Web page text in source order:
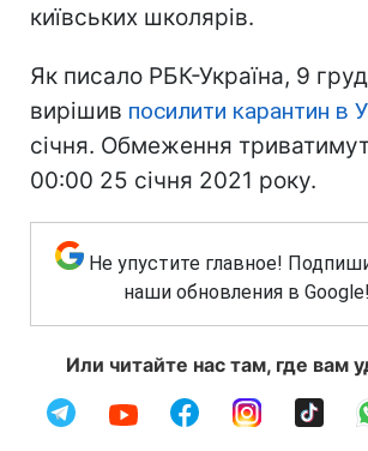
київських школярів.
Як писало РБК-Україна, 9
вирішив посилити карантин в
січня. Обмеження
00:00 25 січня 2021 року.
Не упустите главное!
наши обновления в Google!
Или читайте нас там, где вам